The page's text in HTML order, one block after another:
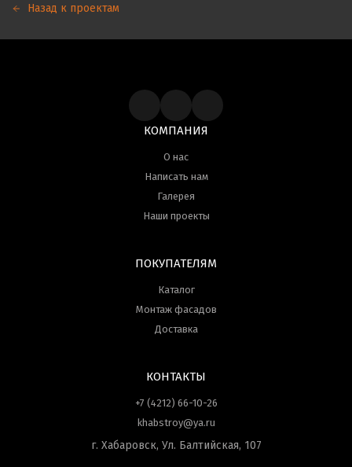
Назад к проектам
КОМПАНИЯ
О нас
Написать нам
Галерея
Наши проекты
ПОКУПАТЕЛЯМ
Каталог
Монтаж фасадов
Доставка
КОНТАКТЫ
+7 (4212) 66-10-26
khabstroy@ya.ru
г. Хабаровск, Ул. Балтийская, 107